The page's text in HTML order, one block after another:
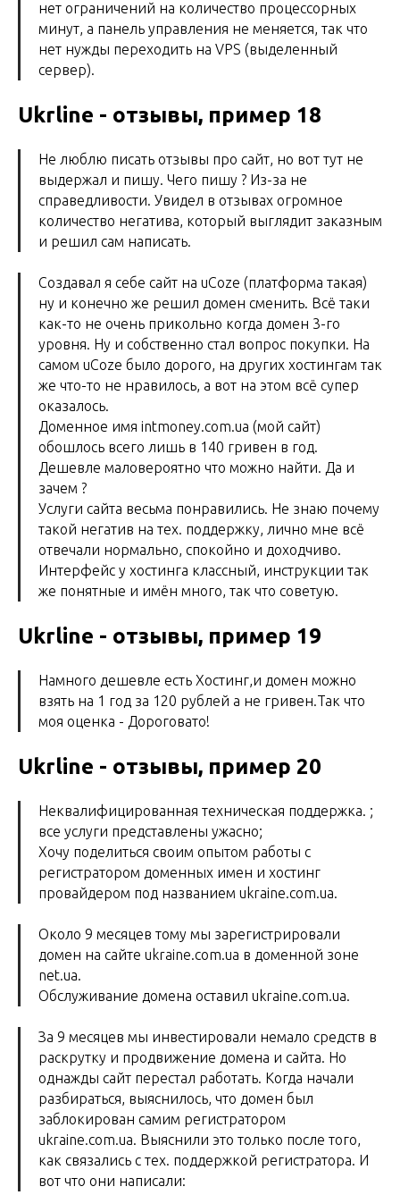
нет ограничений на количество процессорных
минут, а панель управления не меняется, так что
нет нужды переходить на VPS (выделенный
сервер).
Ukrline - отзывы, пример 18
Не люблю писать отзывы про сайт, но вот тут не
выдержал и пишу. Чего пишу ? Из-за не
справедливости. Увидел в отзывах огромное
количество негатива, который выглядит заказным
и решил сам написать.
Создавал я себе сайт на uCoze (платформа такая)
ну и конечно же решил домен сменить. Всё таки
как-то не очень прикольно когда домен 3-го
уровня. Ну и собственно стал вопрос покупки. На
самом uCoze было дорого, на других хостингам так
же что-то не нравилось, а вот на этом всё супер
оказалось.
Доменное имя intmoney.com.ua (мой сайт)
обошлось всего лишь в 140 гривен в год.
Дешевле маловероятно что можно найти. Да и
зачем ?
Услуги сайта весьма понравились. Не знаю почему
такой негатив на тех. поддержку, лично мне всё
отвечали нормально, спокойно и доходчиво.
Интерфейс у хостинга классный, инструкции так
же понятные и имён много, так что советую.
Ukrline - отзывы, пример 19
Намного дешевле есть Хостинг,и домен можно
взять на 1 год за 120 рублей а не гривен.Так что
моя оценка - Дороговато!
Ukrline - отзывы, пример 20
Неквалифицированная техническая поддержка. ;
все услуги представлены ужасно;
Хочу поделиться своим опытом работы с
регистратором доменных имен и хостинг
провайдером под названием ukraine.com.ua.
Около 9 месяцев тому мы зарегистрировали
домен на сайте ukraine.com.ua в доменной зоне
net.ua.
Обслуживание домена оставил ukraine.com.ua.
За 9 месяцев мы инвестировали немало средств в
раскрутку и продвижение домена и сайта. Но
однажды сайт перестал работать. Когда начали
разбираться, выяснилось, что домен был
заблокирован самим регистратором
ukraine.com.ua. Выяснили это только после того,
как связались с тех. поддержкой регистратора. И
вот что они написали: